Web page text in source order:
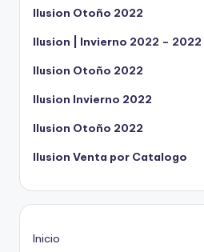
Ilusion Otoño 2022
Ilusion | Invierno 2022 – 2022
Ilusion Otoño 2022
Ilusion Invierno 2022
Ilusion Otoño 2022
Ilusion Venta por Catalogo
Inicio